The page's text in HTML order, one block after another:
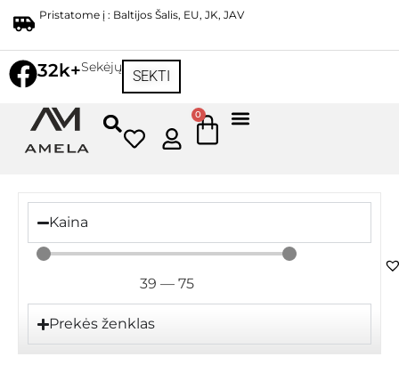
Pristatome į : Baltijos Šalis, EU, JK, JAV
32k+Sekėjų
SEKTI
0
Kaina
39 — 75
Prekės ženklas